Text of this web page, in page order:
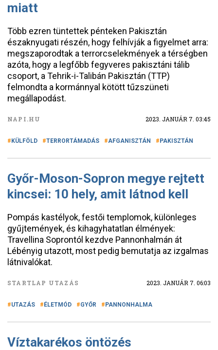
miatt
Több ezren tüntettek pénteken Pakisztán
északnyugati részén, hogy felhívják a figyelmet arra:
megszaporodtak a terrorcselekmények a térségben
azóta, hogy a legfőbb fegyveres pakisztáni tálib
csoport, a Tehrik-i-Talibán Pakisztán (TTP)
felmondta a kormánnyal kötött tűzszüneti
megállapodást.
NAPI.HU 2023. JANUÁR 7. 03:45
KÜLFÖLD TERRORTÁMADÁS AFGANISZTÁN PAKISZTÁN
Győr-Moson-Sopron megye rejtett
kincsei: 10 hely, amit látnod kell
Pompás kastélyok, festői templomok, különleges
gyűjtemények, és kihagyhatatlan élmények:
Travellina Soprontól kezdve Pannonhalmán át
Lébényig utazott, most pedig bemutatja az izgalmas
látnivalókat.
STARTLAP UTAZÁS 2023. JANUÁR 7. 06:03
UTAZÁS ÉLETMÓD GYŐR PANNONHALMA
Víztakarékos öntözés